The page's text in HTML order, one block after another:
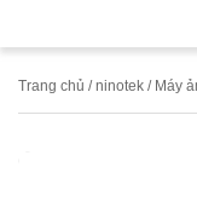
Trang chủ /ninotek / Máy